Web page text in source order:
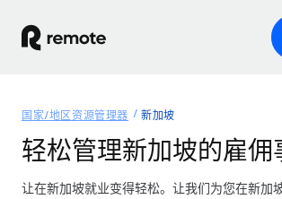
产品
全球招聘
国家/地区资源管理器 新加坡
轻松管理新加坡的雇佣
让在新加坡就业变得轻松。让我们为您在新加